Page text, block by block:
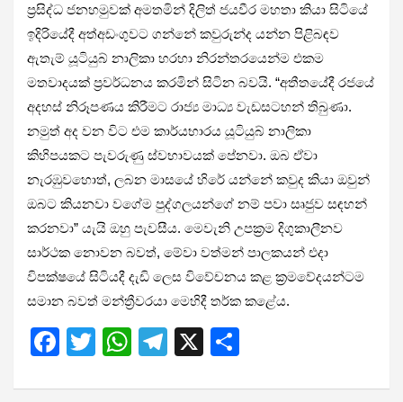
ප්‍රසිද්ධ ජනහමුවක් අමතමින් දිලිත් ජයවීර මහතා කියා සිටියේ
ඉදිරියේදී අත්අඩංගුවට ගන්නේ කවුරුන්ද යන්න පිළිබඳව
ඇතැම් යූටියුබ් නාලිකා හරහා නිරන්තරයෙන්ම එකම
මතවාදයක් ප්‍රවර්ධනය කරමින් සිටින බවයි. “අතීතයේදී රජයේ
අදහස් නිරූපණය කිරීමට රාජ්‍ය මාධ්‍ය වැඩසටහන් තිබුණා.
නමුත් අද වන විට එම කාර්යභාරය යූටියුබ් නාලිකා
කිහිපයකට පැවරුණු ස්වභාවයක් පේනවා. ඔබ ඒවා
නැරඹුවහොත්, ලබන මාසයේ හිරේ යන්නේ කවුද කියා ඔවුන්
ඔබට කියනවා වගේම පුද්ගලයන්ගේ නම් පවා සෘජුව සඳහන්
කරනවා” යැයි ඔහු පැවසීය. මෙවැනි උපක්‍රම දිගුකාලීනව
සාර්ථක නොවන බවත්, මේවා වත්මන් පාලකයන් එදා
විපක්ෂයේ සිටියදී දැඩි ලෙස විවේචනය කළ ක්‍රමවේදයන්ටම
සමාන බවත් මන්ත්‍රීවරයා මෙහිදී තර්ක කළේය.
F
T
W T
X